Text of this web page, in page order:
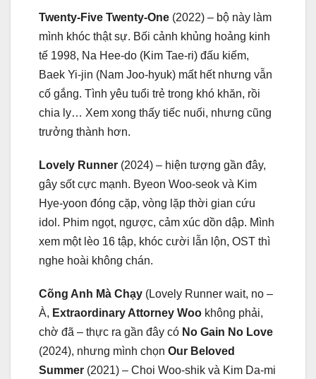
Twenty-Five Twenty-One (2022) – bộ này làm
mình khóc thật sự. Bối cảnh khủng hoảng kinh
tế 1998, Na Hee-do (Kim Tae-ri) đấu kiếm,
Baek Yi-jin (Nam Joo-hyuk) mất hết nhưng vẫn
cố gắng. Tình yêu tuổi trẻ trong khó khăn, rồi
chia ly… Xem xong thấy tiếc nuối, nhưng cũng
trưởng thành hơn.
Lovely Runner (2024) – hiện tượng gần đây,
gây sốt cực mạnh. Byeon Woo-seok và Kim
Hye-yoon đóng cặp, vòng lặp thời gian cứu
idol. Phim ngọt, ngược, cảm xúc dồn dập. Mình
xem một lèo 16 tập, khóc cười lẫn lộn, OST thì
nghe hoài không chán.
Cõng Anh Mà Chạy (Lovely Runner wait, no –
À, Extraordinary Attorney Woo không phải,
chờ đã – thực ra gần đây có No Gain No Love
(2024), nhưng mình chọn Our Beloved
Summer (2021) – Choi Woo-shik và Kim Da-mi